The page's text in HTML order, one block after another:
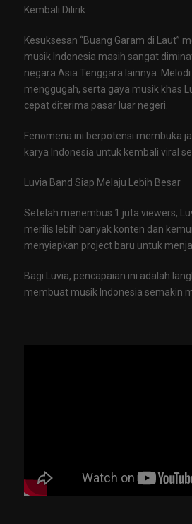
Kembali Dilirik
Kesuksesan “Buang Garam di Laut”
musik Indonesia masih sangat
negara Asia Tenggara lainnya.
menggugah, serta gaya musik khas
cepat diterima pasar luar negeri.
Fenomena ini berpotensi membuka
karya Indonesia untuk kembali viral
Luvia Band Siap Melaju Lebih Besar
Setelah menembus 1 juta viewers,
merilis lebih banyak konten dan
menyiapkan project baru untuk
Bagi Luvia, pencapaian ini adalah
membuat musik Indonesia semakin